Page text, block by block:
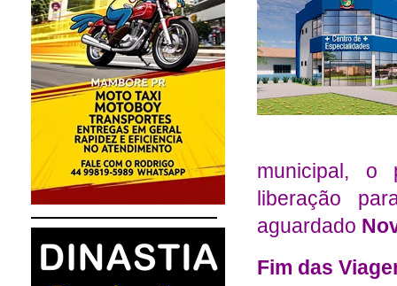
municipal, o
liberação
aguardado
Fim das